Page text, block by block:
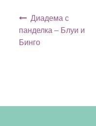
Диадема с
панделка – Блуи и
Бинго